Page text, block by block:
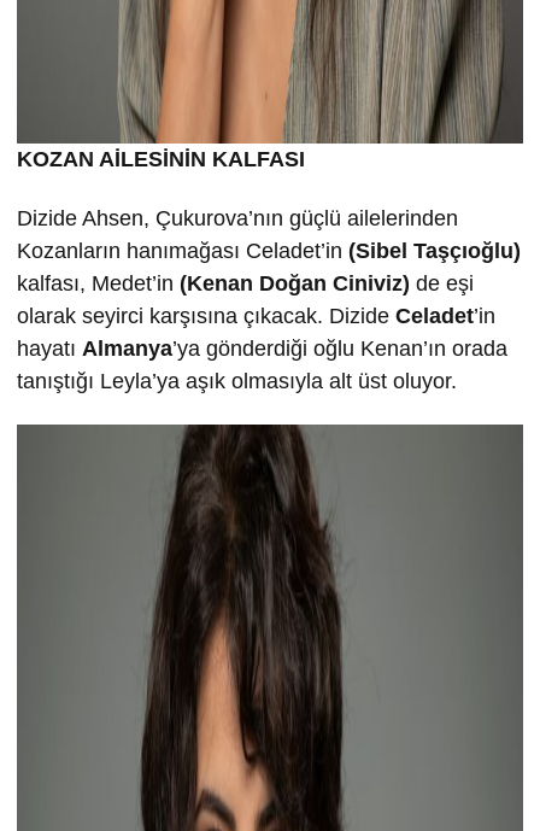
KOZAN AİLESİNİN KALFASI
Dizide Ahsen, Çukurova’nın güçlü ailelerinden
Kozanların hanımağası Celadet’in (Sibel Taşçıoğlu)
kalfası, Medet’in (Kenan Doğan Ciniviz) de eşi
olarak seyirci karşısına çıkacak. Dizide Celadet’in
hayatı Almanya’ya gönderdiği oğlu Kenan’ın orada
tanıştığı Leyla’ya aşık olmasıyla alt üst oluyor.